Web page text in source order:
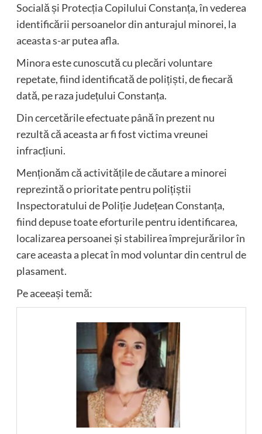
Socială și Protecția Copilului Constanța, în vederea
identificării persoanelor din anturajul minorei, la
aceasta s-ar putea afla.
Minora este cunoscută cu plecări voluntare
repetate, fiind identificată de polițiști, de fiecară
dată, pe raza județului Constanța.
Din cercetările efectuate până în prezent nu
rezultă că aceasta ar fi fost victima vreunei
infracțiuni.
Menționăm că activitățile de căutare a minorei
reprezintă o prioritate pentru polițiștii
Inspectoratului de Poliție Județean Constanța,
fiind depuse toate eforturile pentru identificarea,
localizarea persoanei și stabilirea împrejurărilor în
care aceasta a plecat în mod voluntar din centrul de
plasament.
Pe aceeași temă: